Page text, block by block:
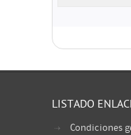
LISTADO
Condiciones